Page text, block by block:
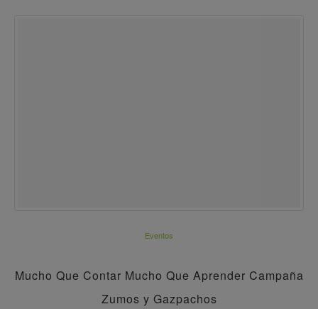
Eventos
Mucho Que Contar Mucho Que Aprender Campaña
Zumos y Gazpachos